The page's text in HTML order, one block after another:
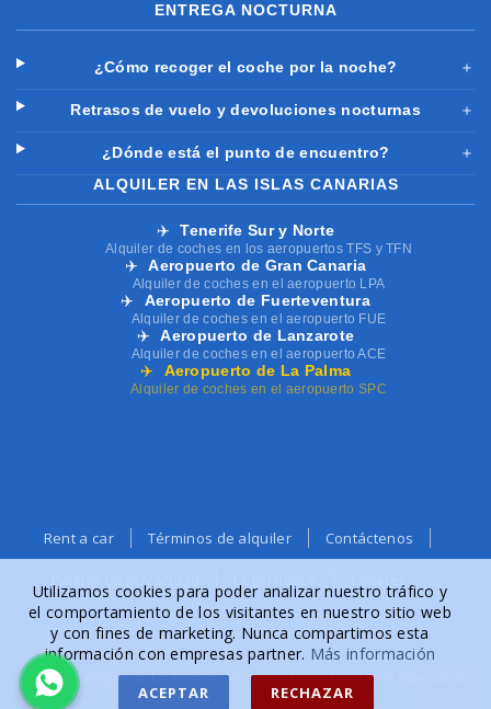
ENTREGA NOCTURNA
¿Cómo recoger el coche por la noche? ＋
Retrasos de vuelo y devoluciones nocturnas ＋
¿Dónde está el punto de encuentro?
＋
ALQUILER EN LAS ISLAS CANARIAS
✈️ Tenerife Sur y Norte
Alquiler de coches en los aeropuertos TFS y TFN
✈️ Aeropuerto de Gran Canaria
Alquiler de coches en el aeropuerto LPA
✈️ Aeropuerto de Fuerteventura
Alquiler de coches en el aeropuerto FUE
✈️ Aeropuerto de Lanzarote
Alquiler de coches en el aeropuerto ACE
✈️ Aeropuerto de La Palma
Alquiler de coches en el aeropuerto SPC
Rent a car Términos de alquiler Contáctenos
© 2026 Rental Car La Palma. La Palma Airport Car Hire Specialist.
Utilizamos cookies para poder analizar nuestro tráfico y
el comportamiento de los visitantes en nuestro sitio web
y con fines de marketing. Nunca compartimos esta
información con empresas partner. Más información
ACEPTAR RECHAZAR